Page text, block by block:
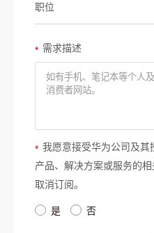
职位
* 需求描述
* 我愿意接受华为公司及其
产品、解决方案或服务的
取消订阅。
是 否